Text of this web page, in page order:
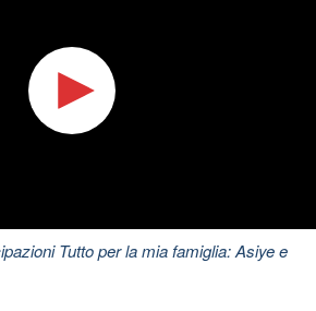
Tutto per la mia famiglia: Asiye e